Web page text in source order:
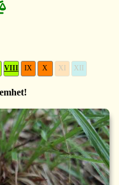
VIII IX X XI XII